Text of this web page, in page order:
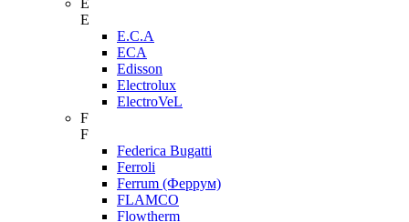
E
E
E.C.A
ECA
Edisson
Electrolux
ElectroVeL
F
F
Federica Bugatti
Ferroli
Ferrum (Феррум)
FLAMCO
Flowtherm